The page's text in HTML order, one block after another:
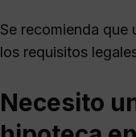
Se recomienda
los requisitos
Necesito